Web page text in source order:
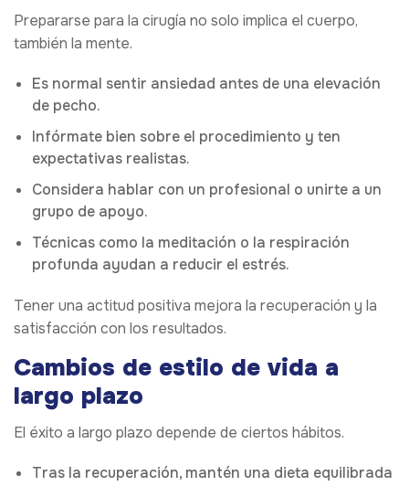
Prepararse para la cirugía no solo implica el cuerpo,
también la mente.
Es normal sentir ansiedad antes de una elevación
de pecho.
Infórmate bien sobre el procedimiento y ten
expectativas realistas.
Considera hablar con un profesional o unirte a un
grupo de apoyo.
Técnicas como la meditación o la respiración
profunda ayudan a reducir el estrés.
Tener una actitud positiva mejora la recuperación y la
satisfacción con los resultados.
Cambios de estilo de vida a
largo plazo
El éxito a largo plazo depende de ciertos hábitos.
Tras la recuperación, mantén una dieta equilibrada